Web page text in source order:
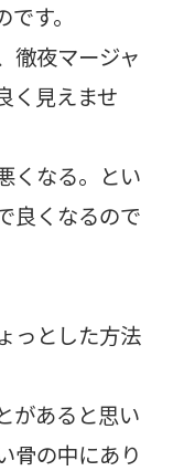
す。
徹夜マージャ
く見えませ
くなる。とい
良くなるので
っとした方法
があると思い
骨の中にあり